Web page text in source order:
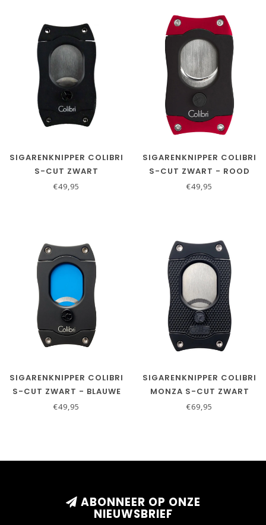
SIGARENKNIPPER COLIBRI
S-CUT ZWART
€49,95
SIGARENKNIPPER COLIBRI
S-CUT ZWART - ROOD
€49,95
SIGARENKNIPPER COLIBRI
S-CUT ZWART - BLAUWE
MESSEN
€49,95
SIGARENKNIPPER COLIBRI
MONZA S-CUT ZWART
€69,95
ABONNEER OP ONZE
NIEUWSBRIEF